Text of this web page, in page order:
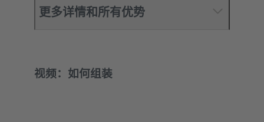
更多详情和所有优势
视频：如何组装